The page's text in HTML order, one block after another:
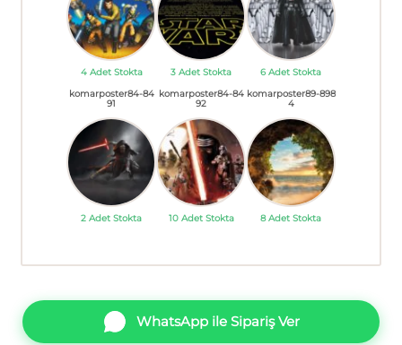
4 Adet Stokta 3 Adet Stokta
6 Adet Stokta
komarposter84-84
91
2 Adet Stokta
komarposter84-84
92
10 Adet Stokta
komarposter89-898
4
8 Adet Stokta
WhatsApp ile Sipariş Ver